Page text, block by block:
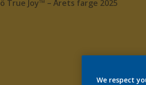
True Joy™ – Årets farge 2025
We respect